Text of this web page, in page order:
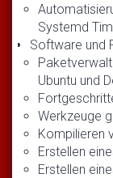
Systemd
Software und
Ubuntu und
Werkzeuge
Kompilieren
Erstellen
Erstellen